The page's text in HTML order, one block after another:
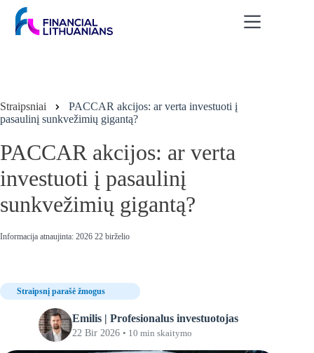
content
Straipsniai
PACCAR akcijos: ar verta investuoti į
pasaulinį sunkvežimių gigantą?
PACCAR akcijos: ar verta
investuoti į pasaulinį
sunkvežimių gigantą?
Informacija atnaujinta: 2026 22 birželio
Straipsnį parašė žmogus
Emilis | Profesionalus investuotojas
22 Bir 2026 • 10 min skaitymo